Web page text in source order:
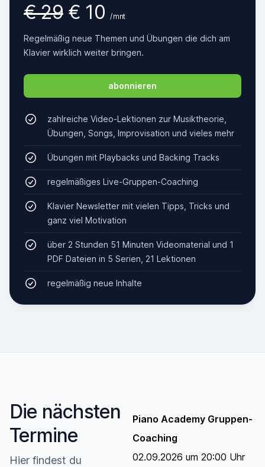
€ 29€ 10/ mnt
Regelmäßig neue Themen und Übungen die dich am
Klavier wirklich weiter bringen.
zahlreiche Video-Lektionen zur Musiktheorie,
Übungen, Songs, Improvisation und vieles mehr
Übungen mit Playbacks und Backing Tracks
regelmäßiges Live-Gruppen-Coaching
Klavier Newsletter mit vielen Tipps, Tricks und
ganz viel Motivation
über 2 Stunden 51 Minuten Videomaterial und 1
PDF Dateien in 5 Serien, 21 Lektionen
regelmäßig neue Inhalte
abonnieren
Die nächsten
Termine
Hier findest du
Piano Academy Gruppen-
Coaching
02.09.2026 um 20:00 Uhr